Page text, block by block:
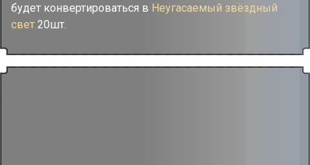
будет конвертироваться в Неугасаемый звёздный
свет 20шт.